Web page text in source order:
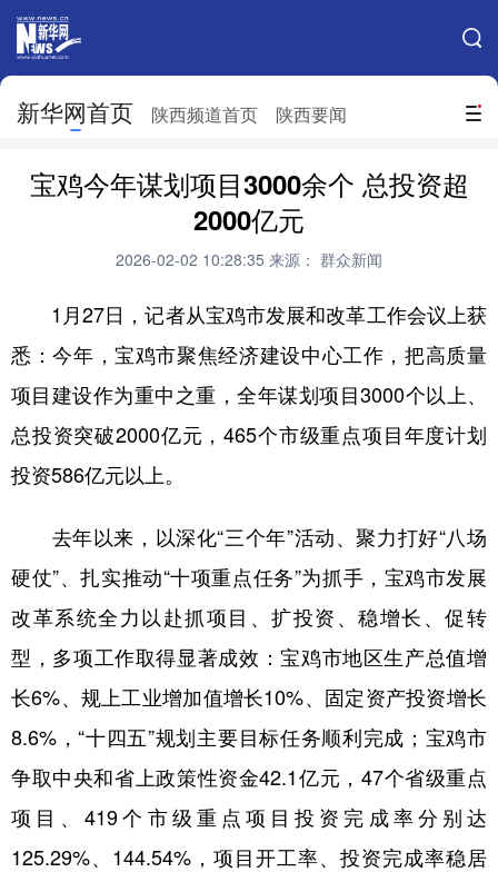
搜索
新华网首页 陕西频道首页 陕西要闻
网站地图
北京 天津 河北 山西
吉林 上海
山东 河南 湖北 湖南
广东 广西 海南 重庆
四川 贵州 云南 西藏
陕西
新疆 内蒙古 黑龙江
宝鸡今年谋划项目3000余个 总投资超
2000亿元
2026-02-02 10:28:35 来源： 群众新闻
1月27日，记者从宝鸡市发展和改革工作会议上获
悉：今年，宝鸡市聚焦经济建设中心工作，把高质量
项目建设作为重中之重，全年谋划项目3000个以上、
总投资突破2000亿元，465个市级重点项目年度计划
投资586亿元以上。
去年以来，以深化“三个年”活动、聚力打好“八场
硬仗”、扎实推动“十项重点任务”为抓手，宝鸡市发展
改革系统全力以赴抓项目、扩投资、稳增长、促转
型，多项工作取得显著成效：宝鸡市地区生产总值增
长6%、规上工业增加值增长10%、固定资产投资增长
8.6%，“十四五”规划主要目标任务顺利完成；宝鸡市
争取中央和省上政策性资金42.1亿元，47个省级重点
项目、419个市级重点项目投资完成率分别达
125.29%、144.54%，项目开工率、投资完成率稳居